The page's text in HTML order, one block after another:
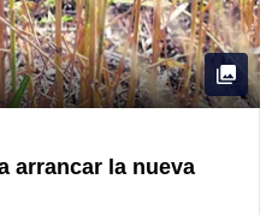
arrancar la nueva